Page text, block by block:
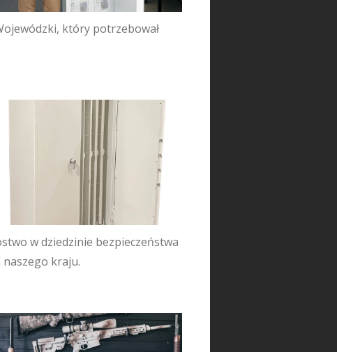
który potrzebował
w dziedzinie bezpieczeństwa
kraju.